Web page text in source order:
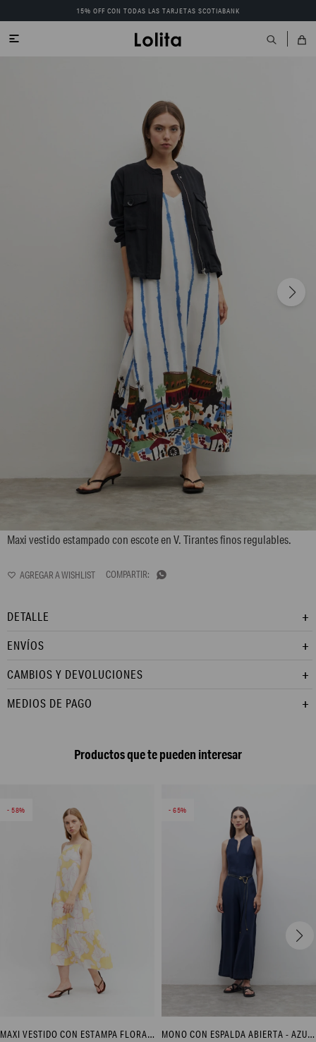
15% OFF CON TODAS LAS TARJETAS SCOTIABANK

Maxi vestido estampado con escote en V. Tirantes finos regulables.

DETALLE
ENVÍOS
CAMBIOS Y DEVOLUCIONES
MEDIOS DE PAGO
Productos que te pueden interesar
58
MAXI VESTIDO CON ESTAMPA FLORAL - AMARILLO
65
MONO CON ESPALDA ABIERTA - AZUL MARINO